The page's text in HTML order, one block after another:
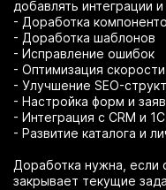
добавлять интеграции
- Доработка
- Доработка шаблонов
- Исправление ошибок
- Оптимизация скорости
- Улучшение SEO-
- Настройка форм и
- Интеграция с CRM и 1С
- Развитие каталога и
Доработка нужна, если
закрывает текущие